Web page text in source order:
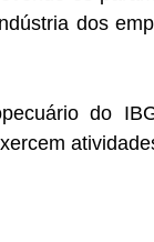
dos
do